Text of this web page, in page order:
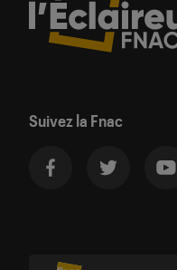
Suivez la Fnac